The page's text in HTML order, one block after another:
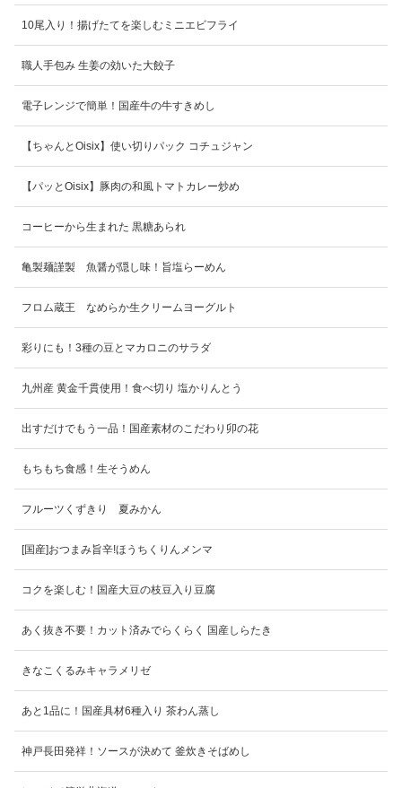
10尾入り！揚げたてを楽しむミニエビフライ
職人手包み 生姜の効いた大餃子
電子レンジで簡単！国産牛の牛すきめし
【ちゃんとOisix】使い切りパック コチュジャン
【パッとOisix】豚肉の和風トマトカレー炒め
コーヒーから生まれた 黒糖あられ
亀製麺謹製 魚醤が隠し味！旨塩らーめん
フロム蔵王 なめらか生クリームヨーグルト
彩りにも！3種の豆とマカロニのサラダ
九州産 黄金千貫使用！食べ切り 塩かりんとう
出すだけでもう一品！国産素材のこだわり卯の花
もちもち食感！生そうめん
フルーツくずきり 夏みかん
[国産]おつまみ旨辛!ほうちくりんメンマ
コクを楽しむ！国産大豆の枝豆入り豆腐
あく抜き不要！カット済みでらくらく 国産しらたき
きなこくるみキャラメリゼ
あと1品に！国産具材6種入り 茶わん蒸し
神戸長田発祥！ソースが決めて 釜炊きそばめし